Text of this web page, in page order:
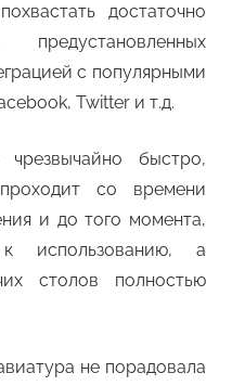
достаточно
с популярными
Twitter и т.д.
чрезвычайно быстро,
со времени
и до того момента,
использованию, а
столов полностью
не порадовала